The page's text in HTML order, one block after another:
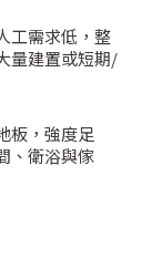
工需求低，整
量建置或短期/
板，強度足
、衛浴與傢